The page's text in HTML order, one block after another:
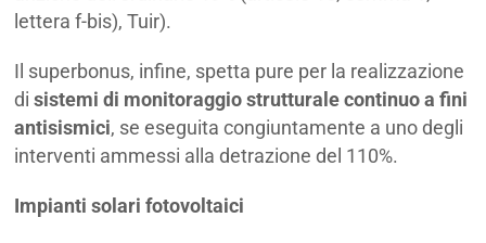
lettera f-bis), Tuir).
Il superbonus, infine, spetta pure per la realizzazione
di sistemi di monitoraggio strutturale continuo a fini
antisismici, se eseguita congiuntamente a uno degli
interventi ammessi alla detrazione del 110%.
Impianti solari fotovoltaici